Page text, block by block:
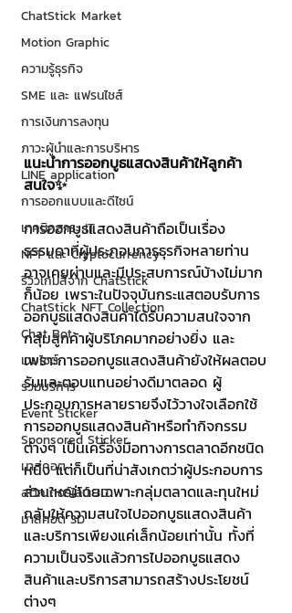
ChatStick Market
Motion Graphic
ความรู้ธุรกิจ
SME และ แฟรนไชส์
การเงินการลงทุน
ภาวะผู้นำและการบริหาร
LINE application
การออกแบบและดีไซน์
เทคนิคสาระ IT
NFT และ Cryptocurrency
รีวิวเกมส์จาก ChatStick
ChatStick NFT Collection
Chat Bot
เวบไซต์
รวมบริการ
Event Sticker
Sponsored Sticker
มาสคอต
สติกเกอร์ไลน์ 3D
มาสคอต 3D
แนะนำการออกบูธแสดงสินค้าให้ลูกค้า
สนใจ✨
การออกบูธแสดงสินค้าถือเป็นเรื่อง
ธรรมดาที่ผู้ประกอบการธุรกิจหลายท่าน
อาจเคยผ่านและมีประสบการณ์บ้างไม่มาก
ก็น้อย เพราะในปัจจุบันกระแสตอบรับการ
ออกบูธแสดงสินค้าได้รับความสนใจจาก
กลุ่มลูกค้าผู้บริโภคมากอย่างยิ่ง และ
เพราะการออกบูธแสดงสินค้ายังให้ผลตอบ
รับและตอบแทนอย่างดีมาตลอด ผู้
ประกอบการหลายรายจึงไว้วางใจเลือกใช้
การออกบูธแสดงสินค้าหรือทำกิจกรรม
ต่างๆ เป็นเครื่องมือทางการตลาดอีกชนิด
หนึ่ง แต่ก็เป็นที่น่าสังเกตว่าผู้ประกอบการ
ส่วนใหญ่โดยเฉพาะกลุ่มตลาดและทุนใหม่
กลับให้ความสนใจไปออกบูธแสดงสินค้า
และบริการเพียงแค่เล็กน้อยเท่านั้น ทั้งที่
ความเป็นจริงแล้วการไปออกบูธแสดง
สินค้าและบริการสามารถสร้างประโยชน์
ต่างๆ